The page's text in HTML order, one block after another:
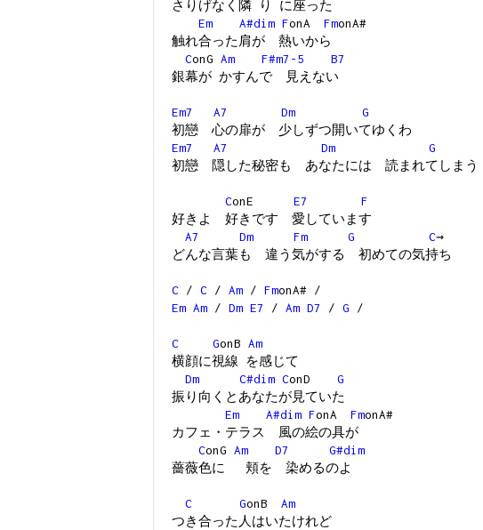
さりげなく隣 り に座った
Em
A#dim FonA FmonA#
触れ合った肩が 熱いから
ConG Am F#m7-5
B7
銀幕が かすんで 見えない
Em7 A7 Dm
G
初戀 心の扉が 少しずつ開いてゆくわ
Em7
A7 Dm
G
初戀 隠した秘密も あなたには 読まれてしまう
ConE E7
F
好きよ 好きです 愛しています
A7
Dm Fm G C→
どんな言葉も 違う気がする 初めての気持ち
C / C / Am / FmonA# /
Em Am / Dm E7 / Am D7 / G /
C GonB Am
横顔に視線 を感じて
Dm
C#dim ConD G
振り向くとあなたが見ていた
Em
A#dim FonA FmonA#
カフェ・テラス 風の絵の具が
ConG Am D7
G#dim
薔薇色に 頬を 染めるのよ
C GonB Am
つき合った人はいたけれど